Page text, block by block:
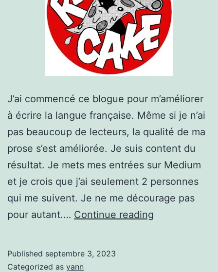
J’ai commencé ce blogue pour m’améliorer
à écrire la langue française. Même si je n’ai
pas beaucoup de lecteurs, la qualité de ma
prose s’est améliorée. Je suis content du
résultat. Je mets mes entrées sur Medium
et je crois que j’ai seulement 2 personnes
qui me suivent. Je ne me décourage pas
pour autant.… Continue reading
Published septembre 3, 2023
Categorized as yann